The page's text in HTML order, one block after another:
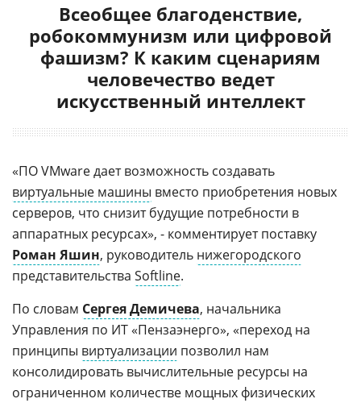
Всеобщее благоденствие,
робокоммунизм или цифровой
фашизм? К каким сценариям
человечество ведет
искусственный интеллект
«ПО VMware дает возможность создавать
виртуальные машины вместо приобретения новых
серверов, что снизит будущие потребности в
аппаратных ресурсах», - комментирует поставку
Роман Яшин, руководитель нижегородского
представительства Softline.
По словам Сергея Демичева, начальника
Управления по ИТ «Пензаэнерго», «переход на
принципы виртуализации позволил нам
консолидировать вычислительные ресурсы на
ограниченном количестве мощных физических